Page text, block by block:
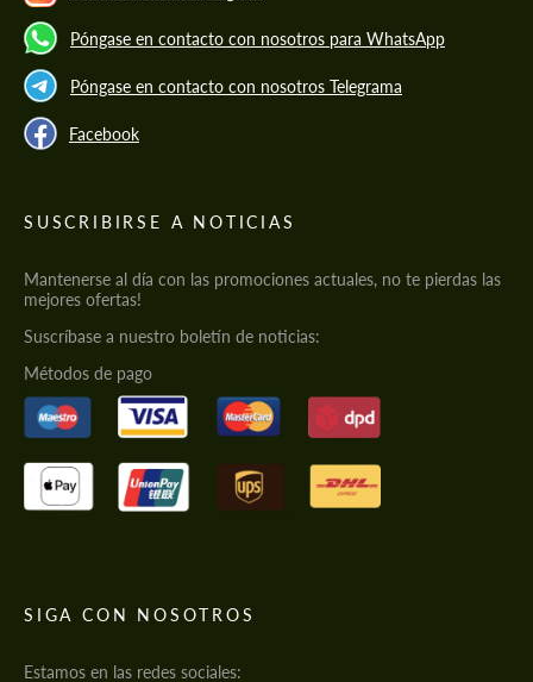
Póngase en contacto con nosotros para WhatsApp
Póngase en contacto con nosotros Telegrama
Facebook
SUSCRIBIRSE A NOTICIAS
Mantenerse al día con las promociones actuales, no te pierdas las
mejores ofertas!
Suscríbase a nuestro boletín de noticias:
Métodos de pago
SIGA CON NOSOTROS
Estamos en las redes sociales: